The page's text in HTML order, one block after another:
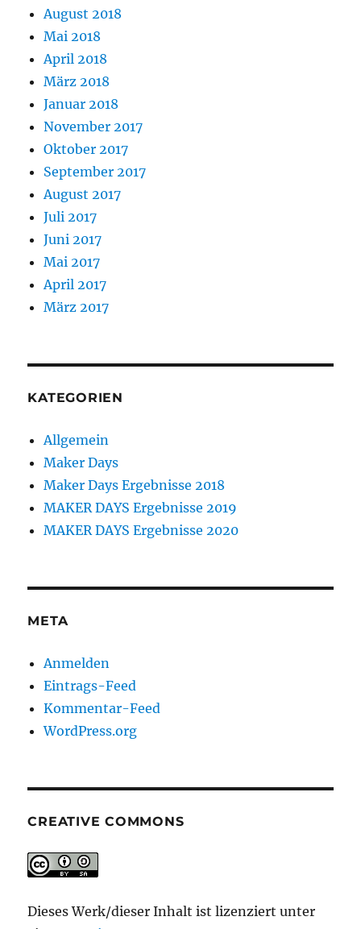
August 2018
Mai 2018
April 2018
März 2018
Januar 2018
November 2017
Oktober 2017
September 2017
August 2017
Juli 2017
Juni 2017
Mai 2017
April 2017
März 2017
KATEGORIEN
Allgemein
Maker Days
Maker Days Ergebnisse 2018
MAKER DAYS Ergebnisse 2019
MAKER DAYS Ergebnisse 2020
META
Anmelden
Eintrags-Feed
Kommentar-Feed
WordPress.org
CREATIVE COMMONS
Dieses Werk/dieser Inhalt ist lizenziert unter